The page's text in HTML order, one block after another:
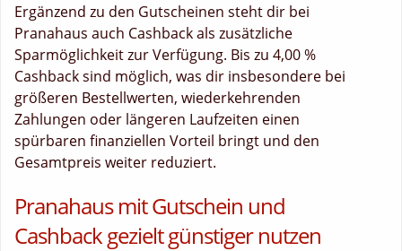
Ergänzend zu den Gutscheinen steht dir bei
Pranahaus auch Cashback als zusätzliche
Sparmöglichkeit zur Verfügung. Bis zu 4,00 %
Cashback sind möglich, was dir insbesondere bei
größeren Bestellwerten, wiederkehrenden
Zahlungen oder längeren Laufzeiten einen
spürbaren finanziellen Vorteil bringt und den
Gesamtpreis weiter reduziert.
Pranahaus mit Gutschein und
Cashback gezielt günstiger nutzen